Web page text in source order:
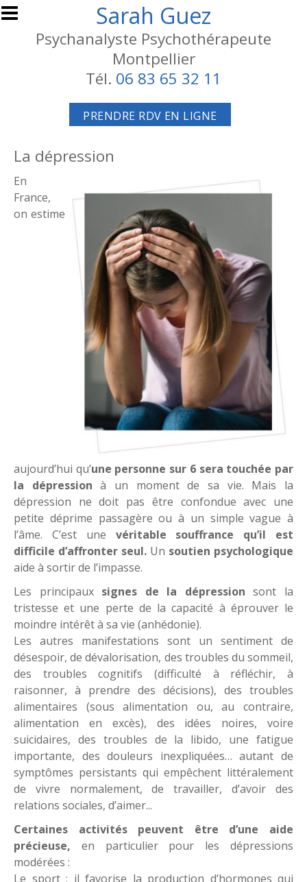
Aller au contenu principalSarah Guez
Psychanalyste Psychothérapeute
Montpellier
Tél. 06 83 65 32 11
PRENDRE RDV EN LIGNE
La dépression
En
France,
on estime
aujourd’hui qu’une personne sur 6 sera touchée par
la dépression à un moment de sa vie. Mais la
dépression ne doit pas être confondue avec une
petite déprime passagère ou à un simple vague à
l’âme. C’est une véritable souffrance qu’il est
difficile d’affronter seul. Un soutien psychologique
aide à sortir de l’impasse.
Les principaux signes de la dépression sont la
tristesse et une perte de la capacité à éprouver le
moindre intérêt à sa vie (anhédonie).
Les autres manifestations sont un sentiment de
désespoir, de dévalorisation, des troubles du sommeil,
des troubles cognitifs (difficulté à réfléchir, à
raisonner, à prendre des décisions), des troubles
alimentaires (sous alimentation ou, au contraire,
alimentation en excès), des idées noires, voire
suicidaires, des troubles de la libido, une fatigue
importante, des douleurs inexpliquées… autant de
symptômes persistants qui empêchent littéralement
de vivre normalement, de travailler, d’avoir des
relations sociales, d’aimer...
Certaines activités peuvent être d’une aide
précieuse, en particulier pour les dépressions
modérées :
Le sport : il favorise la production d’hormones qui